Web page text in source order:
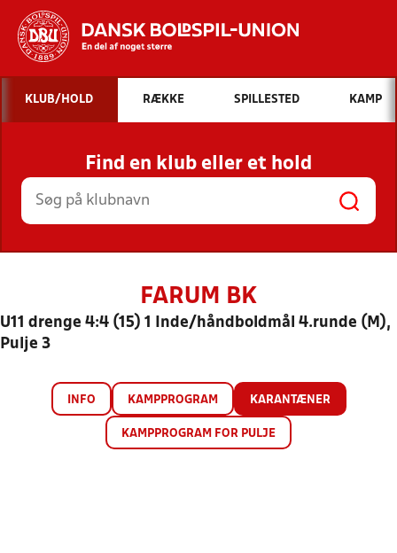
Hvad vil du søge efter?
INDHOLD OG NYHEDER
STILLINGER, RESULTATER, KLUBBER OG
HOLD
KLUB/HOLD RÆKKE SPILLESTED KAMP
Find en klub eller et hold
FARUM BK
U11 drenge 4:4 (15) 1 Inde/håndboldmål 4.runde (M),
Pulje 3
INFO KAMPPROGRAM KARANTÆNER
KAMPPROGRAM FOR PULJE